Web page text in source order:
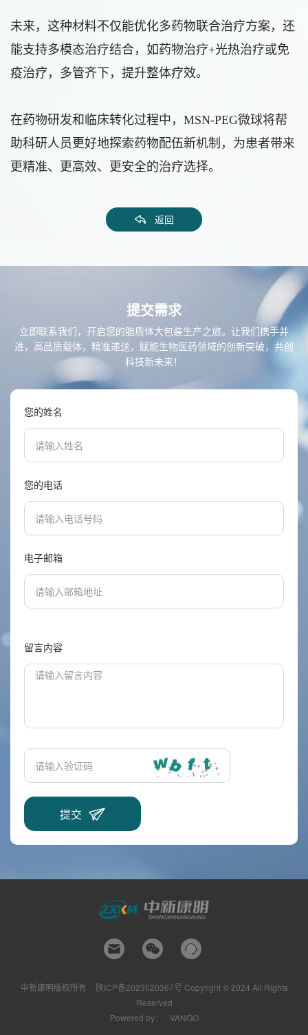
未来，这种材料不仅能优化多药物联合治疗方案，还
能支持多模态治疗结合，如药物治疗+光热治疗或免
疫治疗，多管齐下，提升整体疗效。
在药物研发和临床转化过程中，MSN-PEG微球将帮
助科研人员更好地探索药物配伍新机制，为患者带来
更精准、更高效、更安全的治疗选择。
返回
提交需求
立即联系我们，开启您的脂质体大包装生产之旅。让我们携手并
进，高品质载体，精准递送，赋能生物医药领域的创新突破，共创
科技新未来！
您的姓名
您的电话
电子邮箱
留言内容
中新康明版权所有 陕ICP备2023020367号 Copyright © 2024 All Rights
Reserved
Powered by：
VANGO